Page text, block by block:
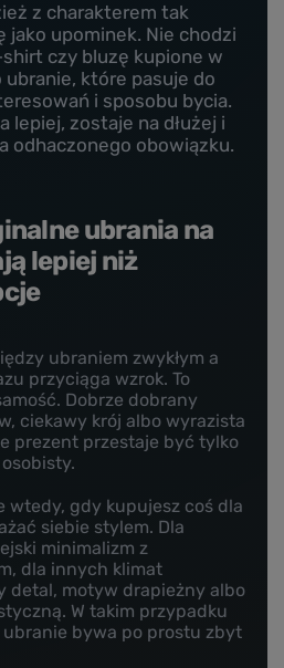
z charakterem tak
jako upominek. Nie chodzi
czy bluzę kupione w
ubranie, które pasuje do
i sposobu bycia.
lepiej, zostaje na dłużej i
odhaczonego obowiązku.
ubrania na
lepiej niż
ubraniem zwykłym a
przyciąga wzrok. To
Dobrze dobrany
ciekawy krój albo wyrazista
prezent przestaje być tylko
wtedy, gdy kupujesz coś dla
siebie stylem. Dla
minimalizm z
dla innych klimat
detal, motyw drapieżny albo
W takim przypadku
bywa po prostu zbyt